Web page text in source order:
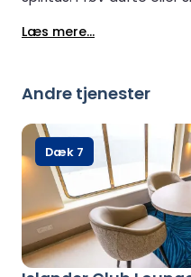
tilbyder
Læs mere...
Andre tjenester
Dæk 7